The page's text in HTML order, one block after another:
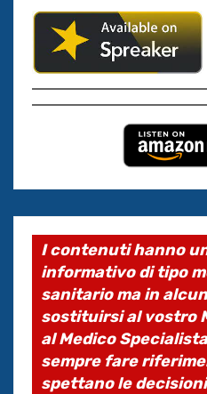
I contenuti hanno
informativo di tipo
sanitario ma in
sostituirsi al vostro
al Medico
sempre fare
spettano le